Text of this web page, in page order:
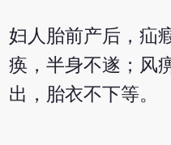
妇人胎前产后，疝
痪，半身不遂；风
出，胎衣不下等。